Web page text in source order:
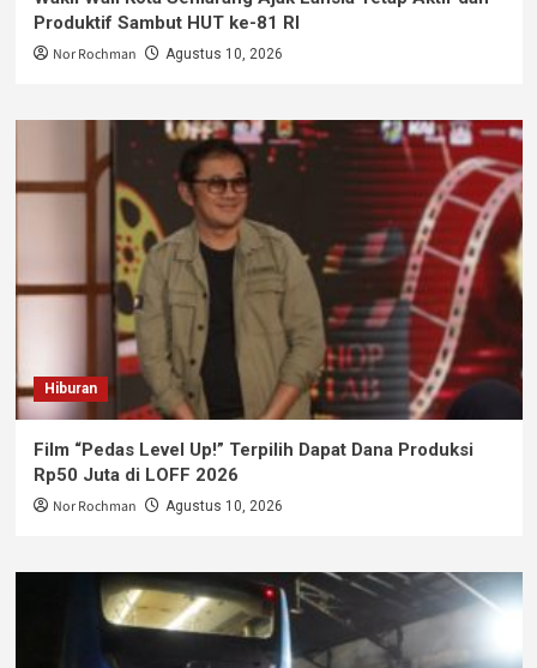
Produktif Sambut HUT ke-81 RI
Nor Rochman Agustus 10, 2026
Hiburan
Film “Pedas Level Up!” Terpilih Dapat Dana Produksi
Rp50 Juta di LOFF 2026
Nor Rochman Agustus 10, 2026